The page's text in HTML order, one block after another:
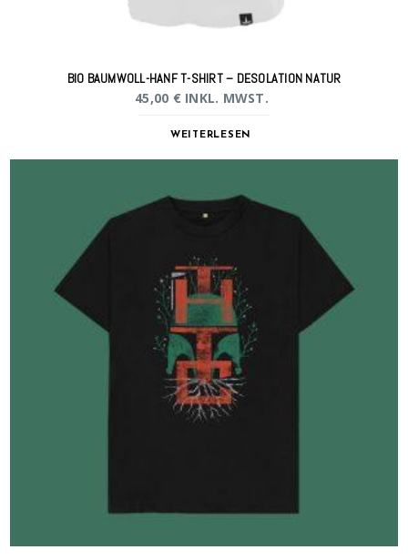
BIO BAUMWOLL-HANF T-SHIRT – DESOLATION NATUR
45,00 € INKL. MWST.
WEITERLESEN